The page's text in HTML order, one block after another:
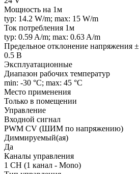
Мощность на 1м
typ: 14.2 W/m; max: 15 W/m
Ток потребления 1м
typ: 0.59 A/m; max: 0.63 A/m
Предельное отклонение напряжения ±
0.5 В
Эксплуатационные
Диапазон рабочих температур
min: -30 °C; max: 45 °C
Место применения
Только в помещении
Управление
Входной сигнал
PWM СV (ШИМ по напряжению)
Диммируемый(ая)
Да
Каналы управления
1 CH (1 канал - Mono)